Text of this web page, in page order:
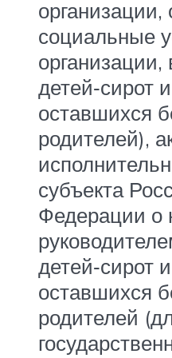
социальные
детей‑сирот
оставшихся
родителей),
субъекта
Федерации о
детей‑сирот
оставшихся
родителей